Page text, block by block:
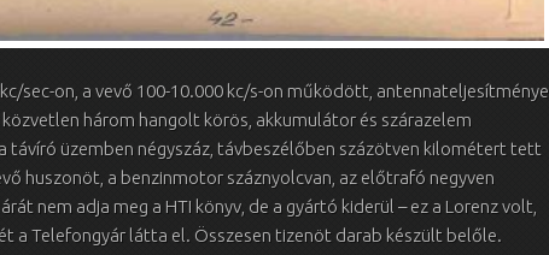
sec-on, a vevő 100-10.000 kc/s-on működött, antennateljesítménye
három hangolt körös, akkumulátor és szárazelem
távíró üzemben négyszáz, távbeszélőben százötven kilométert tett
huszonöt, a benzinmotor száznyolcvan, az előtrafó negyven
nem adja meg a HTI könyv, de a gyártó kiderül – ez a Lorenz volt,
a Telefongyár látta el. Összesen tizenöt darab készült belőle.